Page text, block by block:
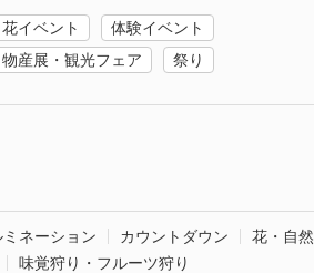
花イベント
体験イベント
物産展・観光フェア
祭り
ミネーション カウントダウン
花・自然
味覚狩り・フルーツ狩り